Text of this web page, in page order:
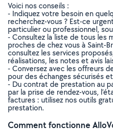
Voici nos conseils :
- Indiquez votre besoin en
recherchez-vous ? Est-ce
particulier ou professionnel,
- Consultez la liste de tous les
proches de chez vous à Saint-
consultez les services
réalisations, les notes et avis
- Conversez avec les offreurs
pour des échanges sécurisés
- Du contrat de prestation au
par la prise de rendez-vous,
factures : utilisez nos outils
prestation.
Comment fonctionne